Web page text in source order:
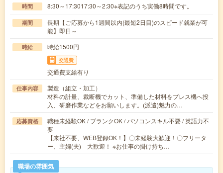
時間 8:30～17:3017:30～2:30※表記のうち実働8時間です。
期間
長期【ご応募から1週間以内(最短2日目)のスピード就業が可
能】即日～
時給 時給1500円
交通費
交通費支給有り
仕事内容
製造（組立・加工）
材料の計量、裁断機でカット、準備した材料をプレス機へ投
入、研磨作業などをお願いします。(派遣)魅力の…
応募資格
職種未経験OK / ブランクOK / パソコンスキル不要 / 英語力不
要
【来社不要、WEB登録OK！】〇未経験大歓迎！〇フリータ
ー、主婦(夫) 大歓迎！ ※お仕事の掛け持ち…
職場の雰囲気